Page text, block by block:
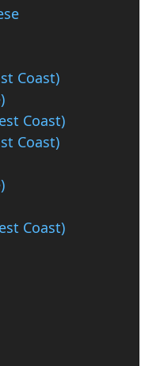
Coast)
Coast)
Coast)
Coast)